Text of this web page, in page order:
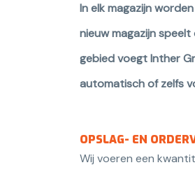
In elk magazijn
nieuw magazijn
gebied voegt Inther
automatisch of zelfs
OPSLAG- EN
Wij voeren een